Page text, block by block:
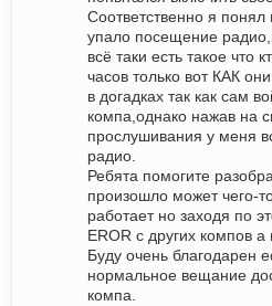
Cоответственно я
упало посещение
всё таки есть такое что
часов только вот КАК
в догадках так как сам
компа,однако нажав на
прослушивания у меня
радио.
Ребята помогите
произошло может чего-
работает но заходя по
EROR с других компов
Буду очень благодарен
нормальное вещание
компа.